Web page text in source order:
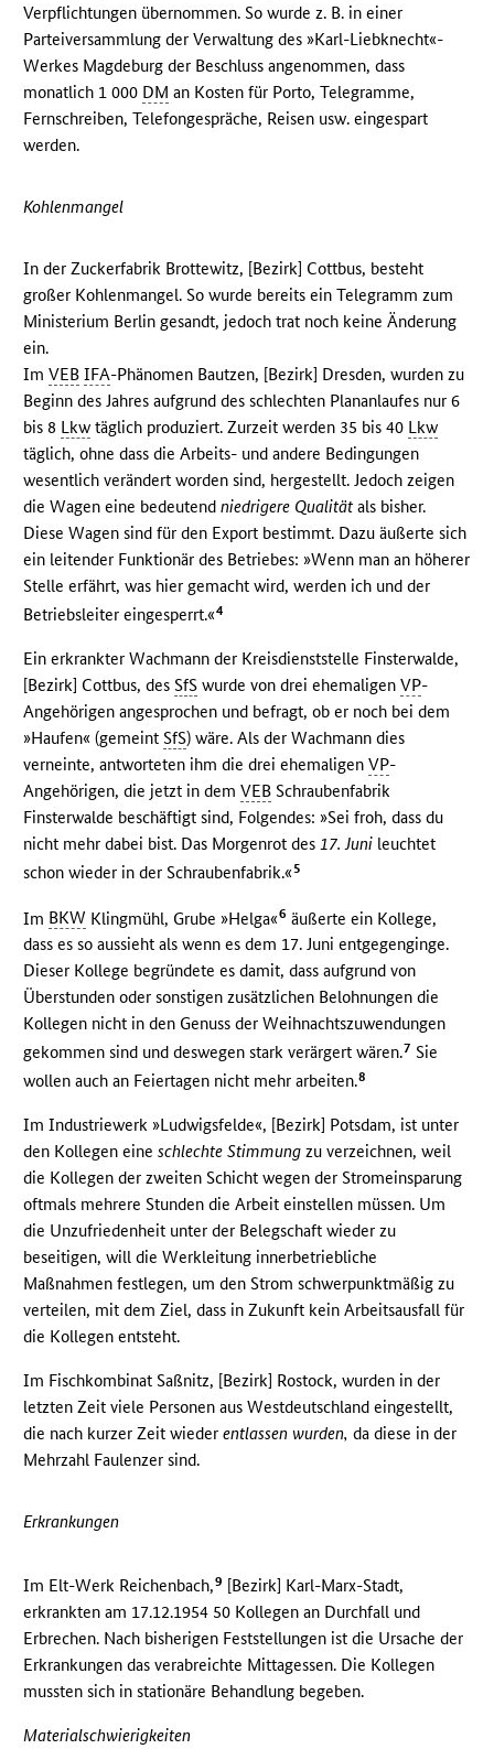
Verpflichtungen übernommen. So wurde z. B. in einer
Parteiversammlung der Verwaltung des »Karl-Liebknecht«-
Werkes Magdeburg der Beschluss angenommen, dass
monatlich 1 000 DM an Kosten für Porto, Telegramme,
Fernschreiben, Telefongespräche, Reisen usw. eingespart
werden.
Kohlenmangel
In der Zuckerfabrik Brottewitz, [Bezirk] Cottbus, besteht
großer Kohlenmangel. So wurde bereits ein Telegramm zum
Ministerium Berlin gesandt, jedoch trat noch keine Änderung
ein.
ImVEB IFA-Phänomen Bautzen, [Bezirk] Dresden, wurden zu
Beginn des Jahres aufgrund des schlechten Plananlaufes nur 6
bis 8 Lkw täglich produziert. Zurzeit werden 35 bis 40 Lkw
täglich, ohne dass die Arbeits- und andere Bedingungen
wesentlich verändert worden sind, hergestellt. Jedoch zeigen
die Wagen eine bedeutendniedrigere Qualität als bisher.
Diese Wagen sind für den Export bestimmt. Dazu äußerte sich
ein leitender Funktionär des Betriebes: »Wenn man an höherer
Stelle erfährt, was hier gemacht wird, werden ich und der
Betriebsleiter eingesperrt.«4
Ein erkrankter Wachmann der Kreisdienststelle Finsterwalde,
[Bezirk] Cottbus, desSfS wurde von drei ehemaligenVP-
Angehörigen angesprochen und befragt, ob er noch bei dem
»Haufen« (gemeintSfS) wäre. Als der Wachmann dies
verneinte, antworteten ihm die drei ehemaligenVP-
Angehörigen, die jetzt in demVEB Schraubenfabrik
Finsterwalde beschäftigt sind, Folgendes: »Sei froh, dass du
nicht mehr dabei bist. Das Morgenrot des 17. Juni leuchtet
schon wieder in der Schraubenfabrik.« 5
Im BKW Klingmühl, Grube »Helga«6 äußerte ein Kollege,
dass es so aussieht als wenn es dem 17. Juni entgegenginge.
Dieser Kollege begründete es damit, dass aufgrund von
Überstunden oder sonstigen zusätzlichen Belohnungen die
Kollegen nicht in den Genuss der Weihnachtszuwendungen
gekommen sind und deswegen stark verärgert wären.7 Sie
wollen auch an Feiertagen nicht mehr arbeiten.8
Im Industriewerk »Ludwigsfelde«, [Bezirk] Potsdam, ist unter
den Kollegen eineschlechte Stimmung zu verzeichnen, weil
die Kollegen der zweiten Schicht wegen der Stromeinsparung
oftmals mehrere Stunden die Arbeit einstellen müssen. Um
die Unzufriedenheit unter der Belegschaft wieder zu
beseitigen, will die Werkleitung innerbetriebliche
Maßnahmen festlegen, um den Strom schwerpunktmäßig zu
verteilen, mit dem Ziel, dass in Zukunft kein Arbeitsausfall für
die Kollegen entsteht.
Im Fischkombinat Saßnitz, [Bezirk] Rostock, wurden in der
letzten Zeit viele Personen aus Westdeutschland eingestellt,
die nach kurzer Zeit wiederentlassen wurden, da diese in der
Mehrzahl Faulenzer sind.
Erkrankungen
Im Elt-Werk Reichenbach,9 [Bezirk] Karl-Marx-Stadt,
erkrankten am 17.12.1954 50 Kollegen an Durchfall und
Erbrechen. Nach bisherigen Feststellungen ist die Ursache der
Erkrankungen das verabreichte Mittagessen. Die Kollegen
mussten sich in stationäre Behandlung begeben.
Materialschwierigkeiten